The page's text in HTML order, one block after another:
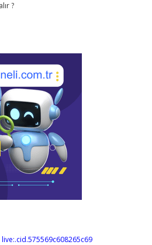
?
live:.cid.575569c608265c69